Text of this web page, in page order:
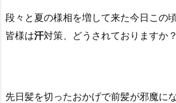
段々と夏の様相を増して来た今日この頃
皆様は汗対策、どうされておりますか？
先日髪を切ったおかげで前髪が邪魔に